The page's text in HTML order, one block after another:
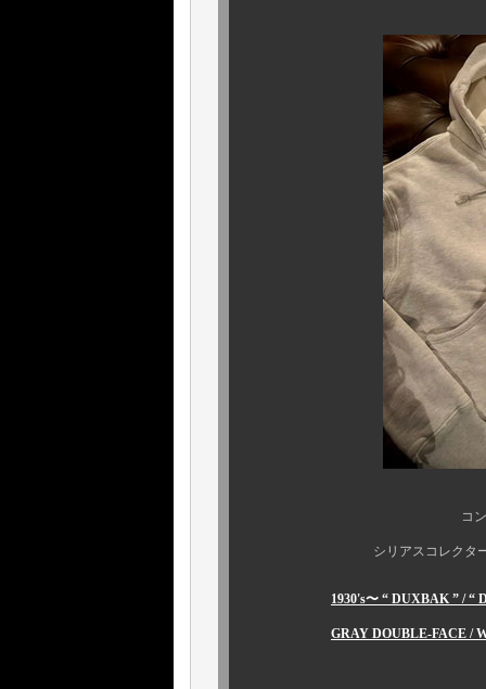
コンディション重
シリアスコレクター様もご納
1930's〜 “ DUXBAK ” / “
GRAY DOUBLE-FACE /